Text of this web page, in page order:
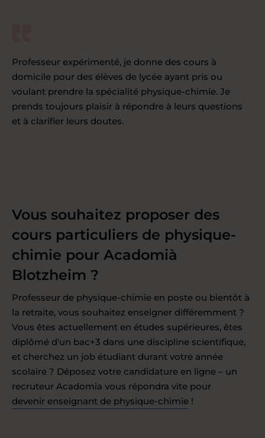
Professeur expérimenté, je donne des cours à
domicile pour des élèves de lycée ayant pris ou
voulant prendre la spécialité physique-chimie. Je
prends toujours plaisir à répondre à leurs questions
et à clarifier leurs doutes.
Vous souhaitez proposer des
cours particuliers de physique-
chimie pour Acadomià
Blotzheim ?
Professeur de physique-chimie en poste ou bientôt à
la retraite, vous souhaitez enseigner différemment ?
Vous êtes actuellement en études supérieures, êtes
diplômé d'un bac+3 dans une discipline scientifique,
et cherchez un job étudiant durant votre année
scolaire ? Déposez votre candidature en ligne – un
recruteur Acadomia vous répondra vite pour
devenir enseignant de physique-chimie !